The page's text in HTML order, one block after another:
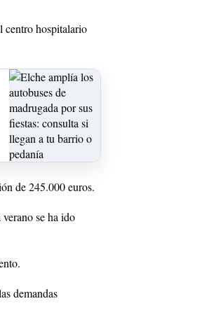
centro hospitalario
de 245.000 euros.
se ha ido
demandas